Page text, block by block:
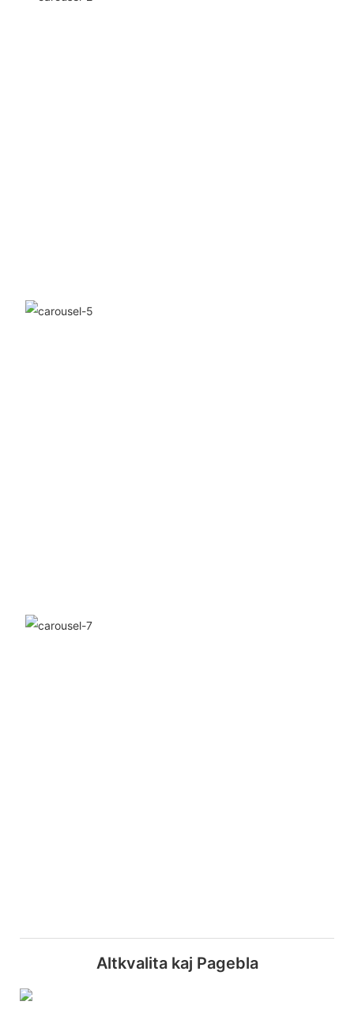
Altkvalita kaj Pagebla